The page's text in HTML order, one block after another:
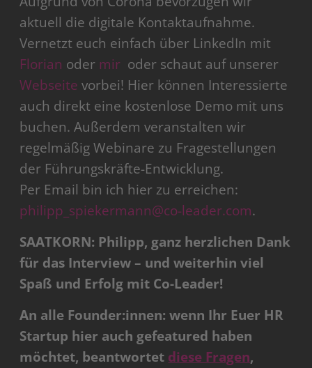
aktuell die digitale Kontaktaufnahme.
Vernetzt euch einfach über LinkedIn mit
Florian oder mir oder schaut auf unserer
Webseite vorbei! Hier können Interessierte
auch direkt eine kostenlose Demo mit uns
buchen. Außerdem veranstalten wir
regelmäßig Webinare zu Fragestellungen
der Führungskräfte-Entwicklung.
Per Email bin ich hier zu erreichen:
philipp_spiekermann@co-leader.com.
SAATKORN: Philipp, ganz herzlichen Dank
für das Interview – und weiterhin viel
Spaß und Erfolg mit Co-Leader!
An alle Founder:innen: wenn Ihr Euer HR
Startup hier auch gefeatured haben
möchtet, beantwortet diese Fragen,